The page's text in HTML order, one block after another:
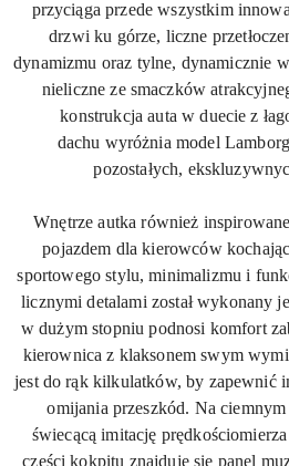
przyciąga przede wszystkim
drzwi ku górze, liczne
dynamizmu oraz tylne, dynamicznie
nieliczne ze smaczków
konstrukcja auta w duecie z
dachu wyróżnia model
pozostałych,
Wnętrze autka również
pojazdem dla kierowców
sportowego stylu, minimalizmu i
licznymi detalami został wykonany
w dużym stopniu podnosi komfort
kierownica z klaksonem swym
jest do rąk kilkulatków, by zapewnić
omijania przeszkód. Na
świecącą imitację
części kokpitu znajduje się panel